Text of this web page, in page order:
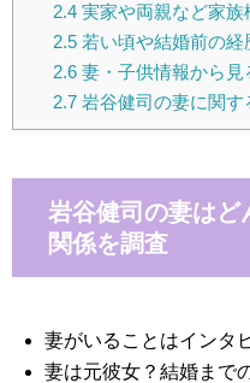
2.4実家や両親など家族
2.5若い頃や結婚前の経
2.6妻・子供情報から見
2.7岩谷健司の妻に関す
岩谷健司の妻はど
関係を調査
妻がいることはインタ
妻は元彼女？結婚まで